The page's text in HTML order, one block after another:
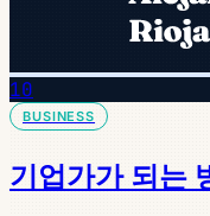
10
BUSINESS
기업가가 되는